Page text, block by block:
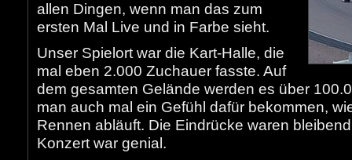
allen Dingen, wenn man das zum
ersten Mal Live und in Farbe sieht.
Unser Spielort war die Kart-Halle, die
mal eben 2.000 Zuchauer fasste. Auf
dem gesamten Gelände werden es über
man auch mal ein Gefühl dafür bekommen,
Rennen abläuft. Die Eindrücke waren
Konzert war genial.